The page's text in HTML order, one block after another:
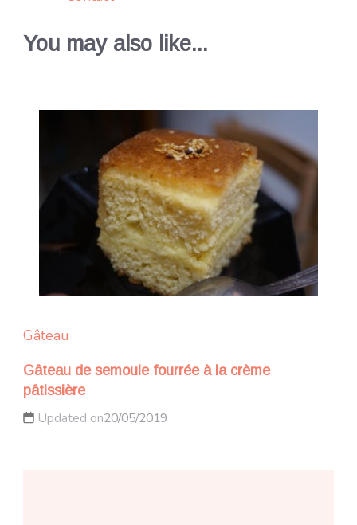
You may also like...
Gâteau
Gâteau de semoule fourrée à la crème
pâtissière
Updated on20/05/2019